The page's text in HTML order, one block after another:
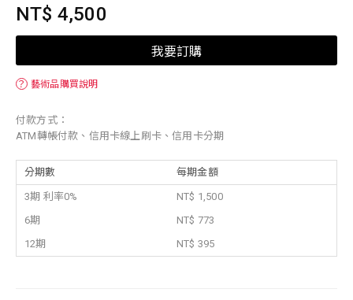
NT$ 4,500
我要訂購
？ 藝術品購買說明
付款方式：
ATM轉帳付款、信用卡線上刷卡、信用卡分期
分期數 每期金額
3期 利率0%
NT$ 1,500
6期
NT$ 773
12期
NT$ 395